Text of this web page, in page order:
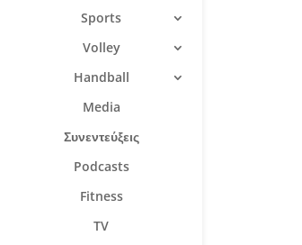
Sports
Volley
Handball
Media
Συνεντεύξεις
Podcasts
Fitness
TV